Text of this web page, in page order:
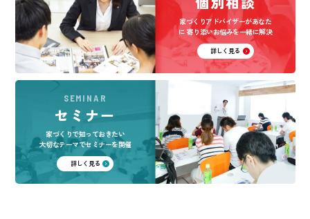
家づくりアドバイザーがあなた
に 寄り添いお悩みを一緒に解決
詳しく見る
SEMINAR
セミナー
家づくりで知っておきたい
大切なテーマでセミナーを開催
詳しく見る